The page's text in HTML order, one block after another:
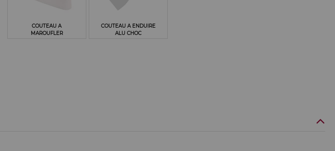
COUTEAU A
MAROUFLER
COUTEAU A ENDUIRE
ALU CHOC